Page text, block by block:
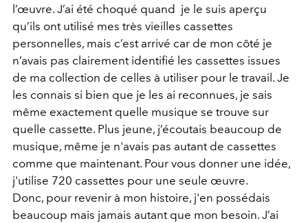
l’œuvre. J’ai été choqué quand je le suis aperçu
qu’ils ont utilisé mes très vieilles cassettes
personnelles, mais c’est arrivé car de mon côté je
n’avais pas clairement identifié les cassettes issues
de ma collection de celles à utiliser pour le travail. Je
les connais si bien que je les ai reconnues, je sais
même exactement quelle musique se trouve sur
quelle cassette. Plus jeune, j’écoutais beaucoup de
musique, même je n'avais pas autant de cassettes
comme que maintenant. Pour vous donner une idée,
j'utilise 720 cassettes pour une seule œuvre.
Donc, pour revenir à mon histoire, j'en possédais
beaucoup mais jamais autant que mon besoin. J’ai